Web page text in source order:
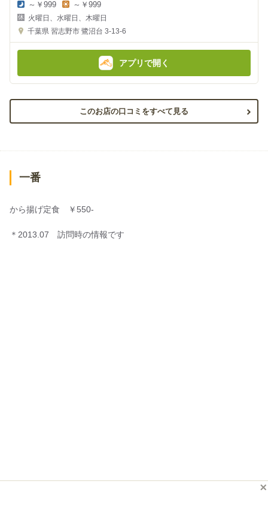
夜
の
金
～￥999
昼
の
金
額
～￥999
火曜日、水曜日、木曜日
千葉県 習志野市 鷺沼台 3-13-6
アプリで開く
このお店の口コミをすべて見る
一番
から揚げ定食 ￥550-
＊2013.07 訪問時の情報です